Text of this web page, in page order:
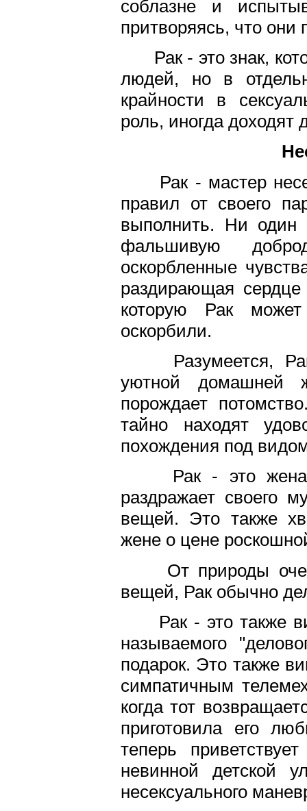
соблазне и
притворяясь, что они
Рак - это знак,
людей, но в
крайности в
роль, иногда доходят
Рак - мастер
правил от своего
выполнить. Ни один
фальшивую
оскорбленные
раздирающая
которую Рак может
оскорбили.
Разумеется,
уютной домашней
порождает
тайно находят
похождения под
Рак - это жена,
раздражает своего
вещей. Это также
жене о цене
От природы
вещей, Рак обычно
Рак - это также
называемого
подарок. Это также
симпатичным
когда тот
приготовила его
теперь
невинной детской
несексуального